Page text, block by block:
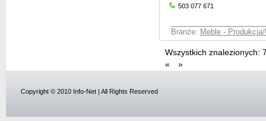
503 077 671
Branże: Meble - Produkcja/
Wszystkich znalezionych:
«
»
Copyright © 2010 Info-Net | All Rights Reserved